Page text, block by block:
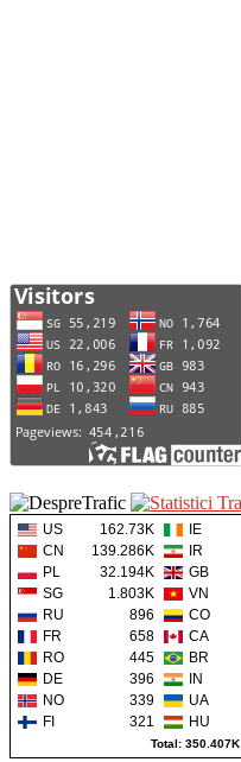
US 162.73K IE
CN
139.286K IR
PL
32.194K GB
SG
1.803K VN
RU
896 CO
FR
658 CA
RO
445 BR
DE
396 IN
NO
339 UA
FI
321 HU
Total: 350.407K